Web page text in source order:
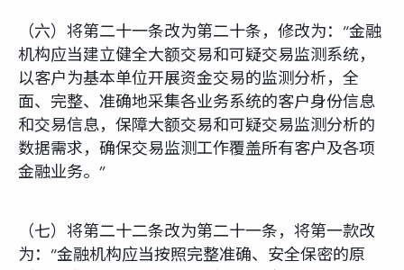
（六）将第二十一条改为第二十条，修改为：“金融
机构应当建立健全大额交易和可疑交易监测系统，
以客户为基本单位开展资金交易的监测分析，全
面、完整、准确地采集各业务系统的客户身份信息
和交易信息，保障大额交易和可疑交易监测分析的
数据需求，确保交易监测工作覆盖所有客户及各项
金融业务。”
（七）将第二十二条改为第二十一条，将第一款改
为：“金融机构应当按照完整准确、安全保密的原